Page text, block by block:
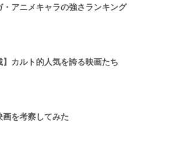
・アニメキャラの強さランキング
】カルト的人気を誇る映画たち
画を考察してみた